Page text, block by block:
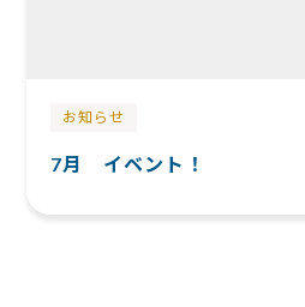
お知らせ
7月 イベント！